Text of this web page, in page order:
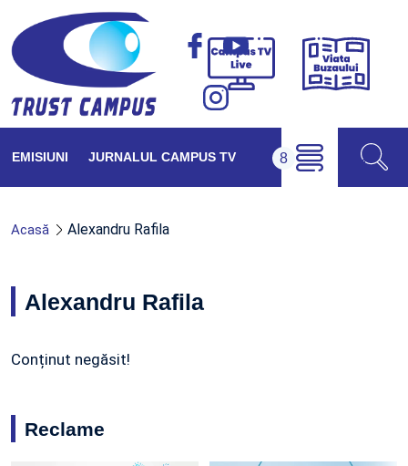
Campus
Viața
EMISIUNI JURNALUL CAMPUS TV
Acasă Alexandru Rafila
Alexandru Rafila
Conținut negăsit!
Reclame